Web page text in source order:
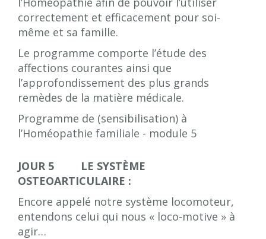
correctement et efficacement pour soi-
même et sa famille.
Le programme comporte l’étude des
affections courantes ainsi que
l’approfondissement des plus grands
remèdes de la matière médicale.
Programme de (sensibilisation) à
l’Homéopathie familiale - module 5
JOUR 5 LE SYSTÈME
OSTEOARTICULAIRE :
Encore appelé notre système locomoteur,
entendons celui qui nous « loco-motive » à
agir…